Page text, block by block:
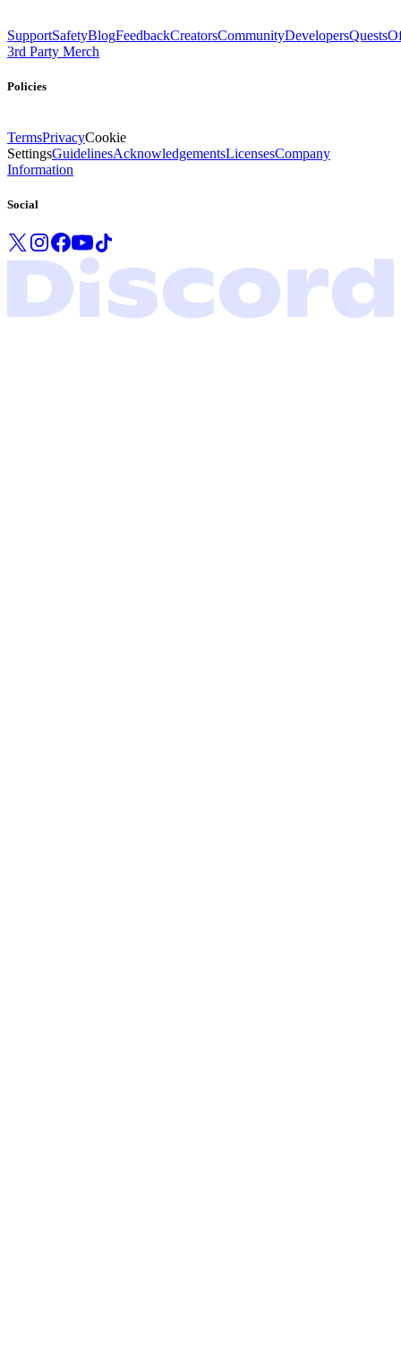
SupportSafetyBlogFeedbackCreatorsCommunityDevelopersQuests
3rd Party Merch
Policies
TermsPrivacyCookie
SettingsGuidelinesAcknowledgementsLicensesCompany
Information
Social